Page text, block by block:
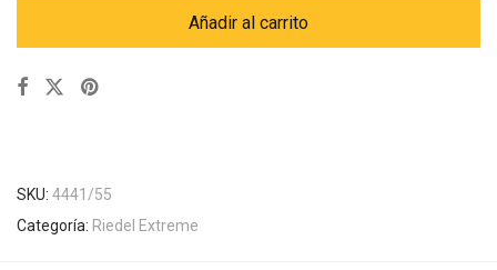
Añadir al carrito
SKU: 4441/55
Categoría: Riedel Extreme